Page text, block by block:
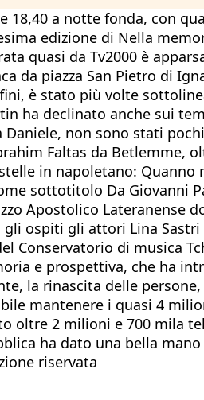
18,40 a notte fonda, con
edizione di Nella
quasi da Tv2000 è
da piazza San Pietro di
è stato più volte
ha declinato anche sui
non sono stati
Faltas da Betlemme,
in napoletano:
sottotitolo Da Giovanni
Apostolico
ospiti gli attori Lina
Conservatorio di musica
e prospettiva, che ha
la rinascita delle
mantenere i quasi 4
oltre 2 milioni e 700 mila
ha dato una bella
riservata